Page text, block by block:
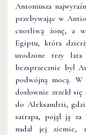
Antoniusza
przebywając w
cnotliwą żonę, a
Egiptu, która
urodzone trzy
bezsprzecznie był
podwójną mocą.
dosłownie zrzekł
do Aleksandrii,
satrapa, pojął ją
nadał jej ziemie,